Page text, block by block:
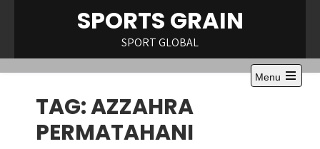
SPORTS GRAIN
SPORT GLOBAL
Menu
Open
TAG:AZZAHRA
PERMATAHANI